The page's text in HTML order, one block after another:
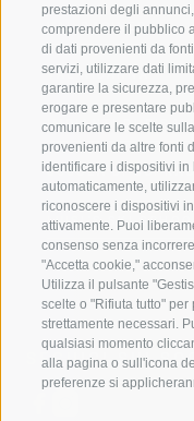
prestazioni degli
comprendere il pubblico
di dati provenienti da
servizi, utilizzare dati
garantire la sicurezza,
erogare e presentare
comunicare le scelte
provenienti da altre fonti
identificare i dispositivi
automaticamente,
riconoscere i dispositivi
attivamente. Puoi
consenso senza
"Accetta cookie,"
Utilizza il pulsante
scelte o "Rifiuta tutto"
strettamente necessari.
qualsiasi momento
alla pagina o sull'icona
preferenze si
VAL RACINES
VAL RIDANNA
IMPIANTI DI
SCUOLA DI SCI
LUISL'S SKI
SEGUICI SUI